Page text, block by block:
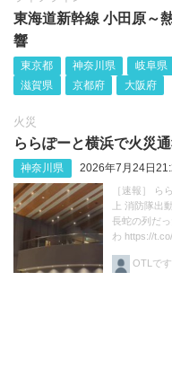
東海道新幹線 小田原～
響
東京都 神奈川県 岐阜県
滋賀県
京都府 大阪府
火災
ららぽーと横浜で火災
神奈川県 2026年7月24日
［速報］ ら
上 消防隊出
長蛇の列だ
わ https://
OTLです